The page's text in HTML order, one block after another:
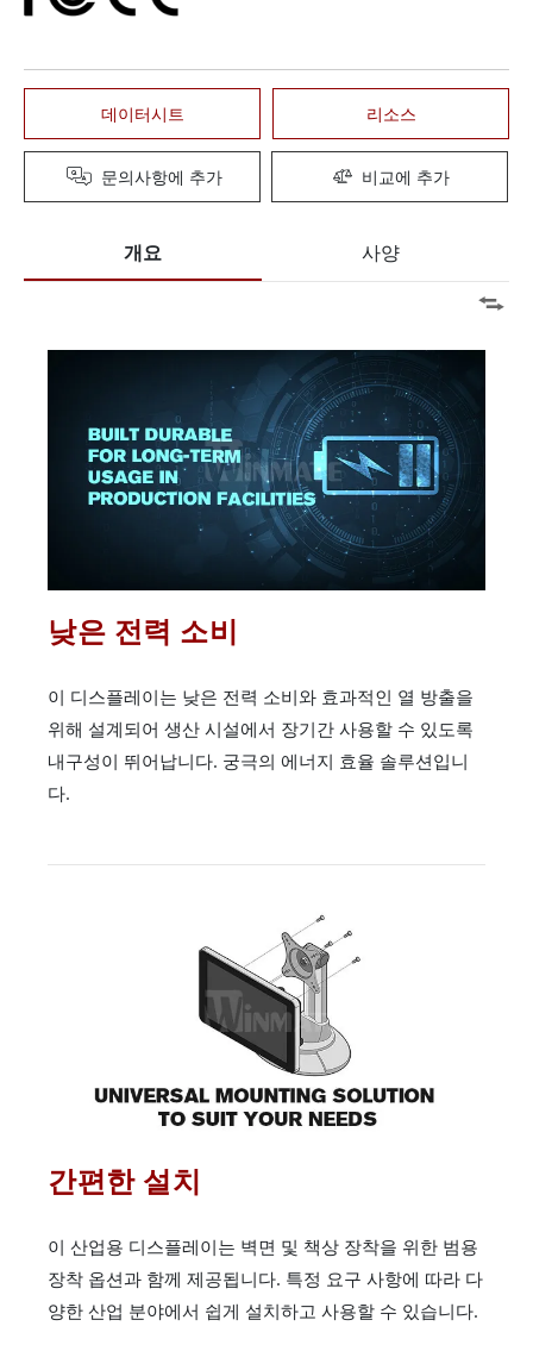
데이터시트 리소스
문의사항에 추가 비교에 추가
개요 사양
낮은 전력 소비
이 디스플레이는 낮은 전력 소비와 효과적인 열 방출을
위해 설계되어 생산 시설에서 장기간 사용할 수 있도록
내구성이 뛰어납니다. 궁극의 에너지 효율 솔루션입니
다.
간편한 설치
이 산업용 디스플레이는 벽면 및 책상 장착을 위한 범용
장착 옵션과 함께 제공됩니다. 특정 요구 사항에 따라 다
양한 산업 분야에서 쉽게 설치하고 사용할 수 있습니다.